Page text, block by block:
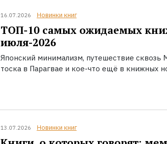
16.07.2026 Новинки книг
ТОП-10 самых ожидаемых
июля-2026
Японский минимализм, путешествие сквозь
тоска в Парагвае и кое-что ещё в книжных
13.07.2026 Новинки книг